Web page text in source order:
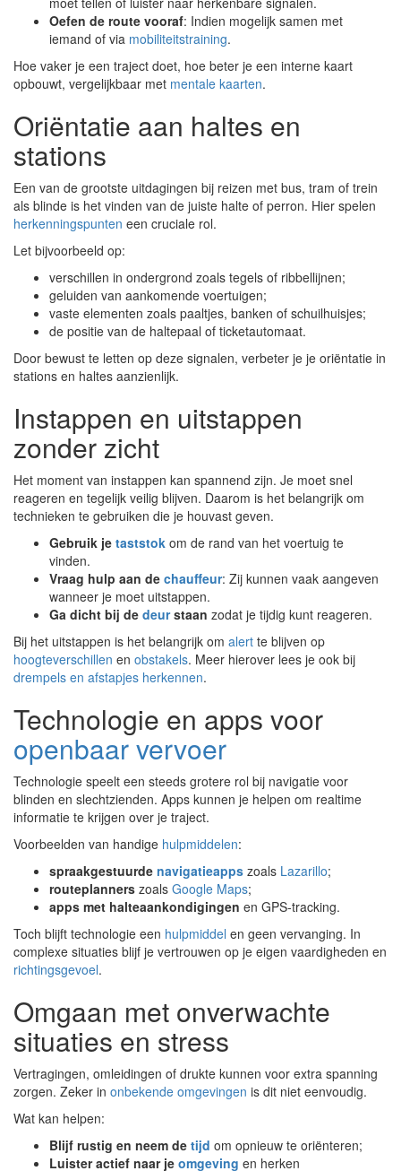
Oefen de route vooraf: Indien mogelijk samen met
iemand of via mobiliteitstraining.
Hoe vaker je een traject doet, hoe beter je een interne kaart
opbouwt, vergelijkbaar met mentale kaarten.
Oriëntatie aan haltes en
stations
Een van de grootste uitdagingen bij reizen met bus, tram of trein
als blinde is het vinden van de juiste halte of perron. Hier spelen
herkenningspunten een cruciale rol.
Let bijvoorbeeld op:
verschillen in ondergrond zoals tegels of ribbellijnen;
geluiden van aankomende voertuigen;
vaste elementen zoals paaltjes, banken of schuilhuisjes;
de positie van de haltepaal of ticketautomaat.
Door bewust te letten op deze signalen, verbeter je je oriëntatie in
stations en haltes aanzienlijk.
Instappen en uitstappen
zonder zicht
Het moment van instappen kan spannend zijn. Je moet snel
reageren en tegelijk veilig blijven. Daarom is het belangrijk om
technieken te gebruiken die je houvast geven.
Gebruik je taststok om de rand van het voertuig te
vinden.
Vraag hulp aan de chauffeur: Zij kunnen vaak aangeven
wanneer je moet uitstappen.
Ga dicht bij de deurstaan zodat je tijdig kunt reageren.
Bij het uitstappen is het belangrijk om alert te blijven op
hoogteverschillen en obstakels. Meer hierover lees je ook bij
drempels en afstapjes herkennen.
Technologie en apps voor
openbaar vervoer
Technologie speelt een steeds grotere rol bij navigatie voor
blinden en slechtzienden. Apps kunnen je helpen om realtime
informatie te krijgen over je traject.
Voorbeelden van handige hulpmiddelen:
spraakgestuurde navigatieapps zoals Lazarillo;
routeplanners zoals Google Maps;
apps met halteaankondigingen en GPS-tracking.
Toch blijft technologie een hulpmiddel en geen vervanging. In
complexe situaties blijf je vertrouwen op je eigen vaardigheden en
richtingsgevoel.
Omgaan met onverwachte
situaties en stress
Vertragingen, omleidingen of drukte kunnen voor extra spanning
zorgen. Zeker in onbekende omgevingen is dit niet eenvoudig.
Wat kan helpen:
Blijf rustig en neem de tijd om opnieuw te oriënteren;
Luister actief naar je omgeving en herken